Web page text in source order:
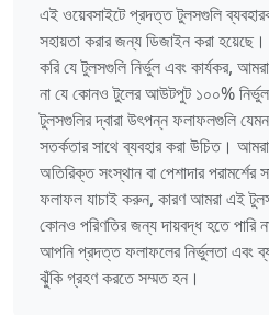
এই ওয়েবসাইটে প্রদত্ত টুলসগুলি
সহায়তা করার জন্য ডিজাইন করা হয়েছে।
করি যে টুলসগুলি নির্ভুল এবং কার্যকর, আমরা
না যে কোনও টুলের আউটপুট ১০০%
টুলসগুলির দ্বারা উৎপন্ন ফলাফলগুলি
সতর্কতার সাথে ব্যবহার করা উচিত। আমরা
অতিরিক্ত সংস্থান বা পেশাদার
ফলাফল যাচাই করুন, কারণ আমরা এই
কোনও পরিণতির জন্য দায়বদ্ধ হতে পারি
আপনি প্রদত্ত ফলাফলের নির্ভুলতা এবং
ঝুঁকি গ্রহণ করতে সম্মত হন।